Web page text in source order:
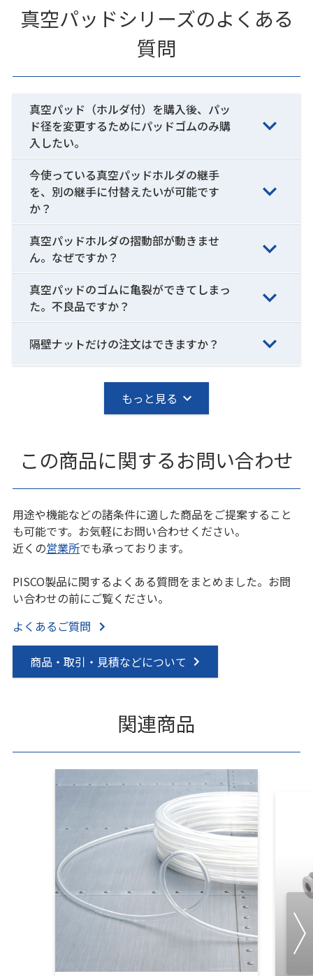
真空パッドシリーズのよくある
質問
真空パッド（ホルダ付）を購入後、パッ
ド径を変更するためにパッドゴムのみ購
入したい。
今使っている真空パッドホルダの継手
を、別の継手に付替えたいが可能です
か？
真空パッドホルダの摺動部が動きませ
ん。なぜですか？
真空パッドのゴムに亀裂ができてしまっ
た。不良品ですか？
隔壁ナットだけの注文はできますか？
もっと見る
この商品に関するお問い合わせ
用途や機能などの諸条件に適した商品をご提案すること
も可能です。お気軽にお問い合わせください。
近くの営業所でも承っております。
PISCO製品に関するよくある質問をまとめました。お問
い合わせの前にご覧ください。
よくあるご質問
商品・取引・見積などについて
関連商品